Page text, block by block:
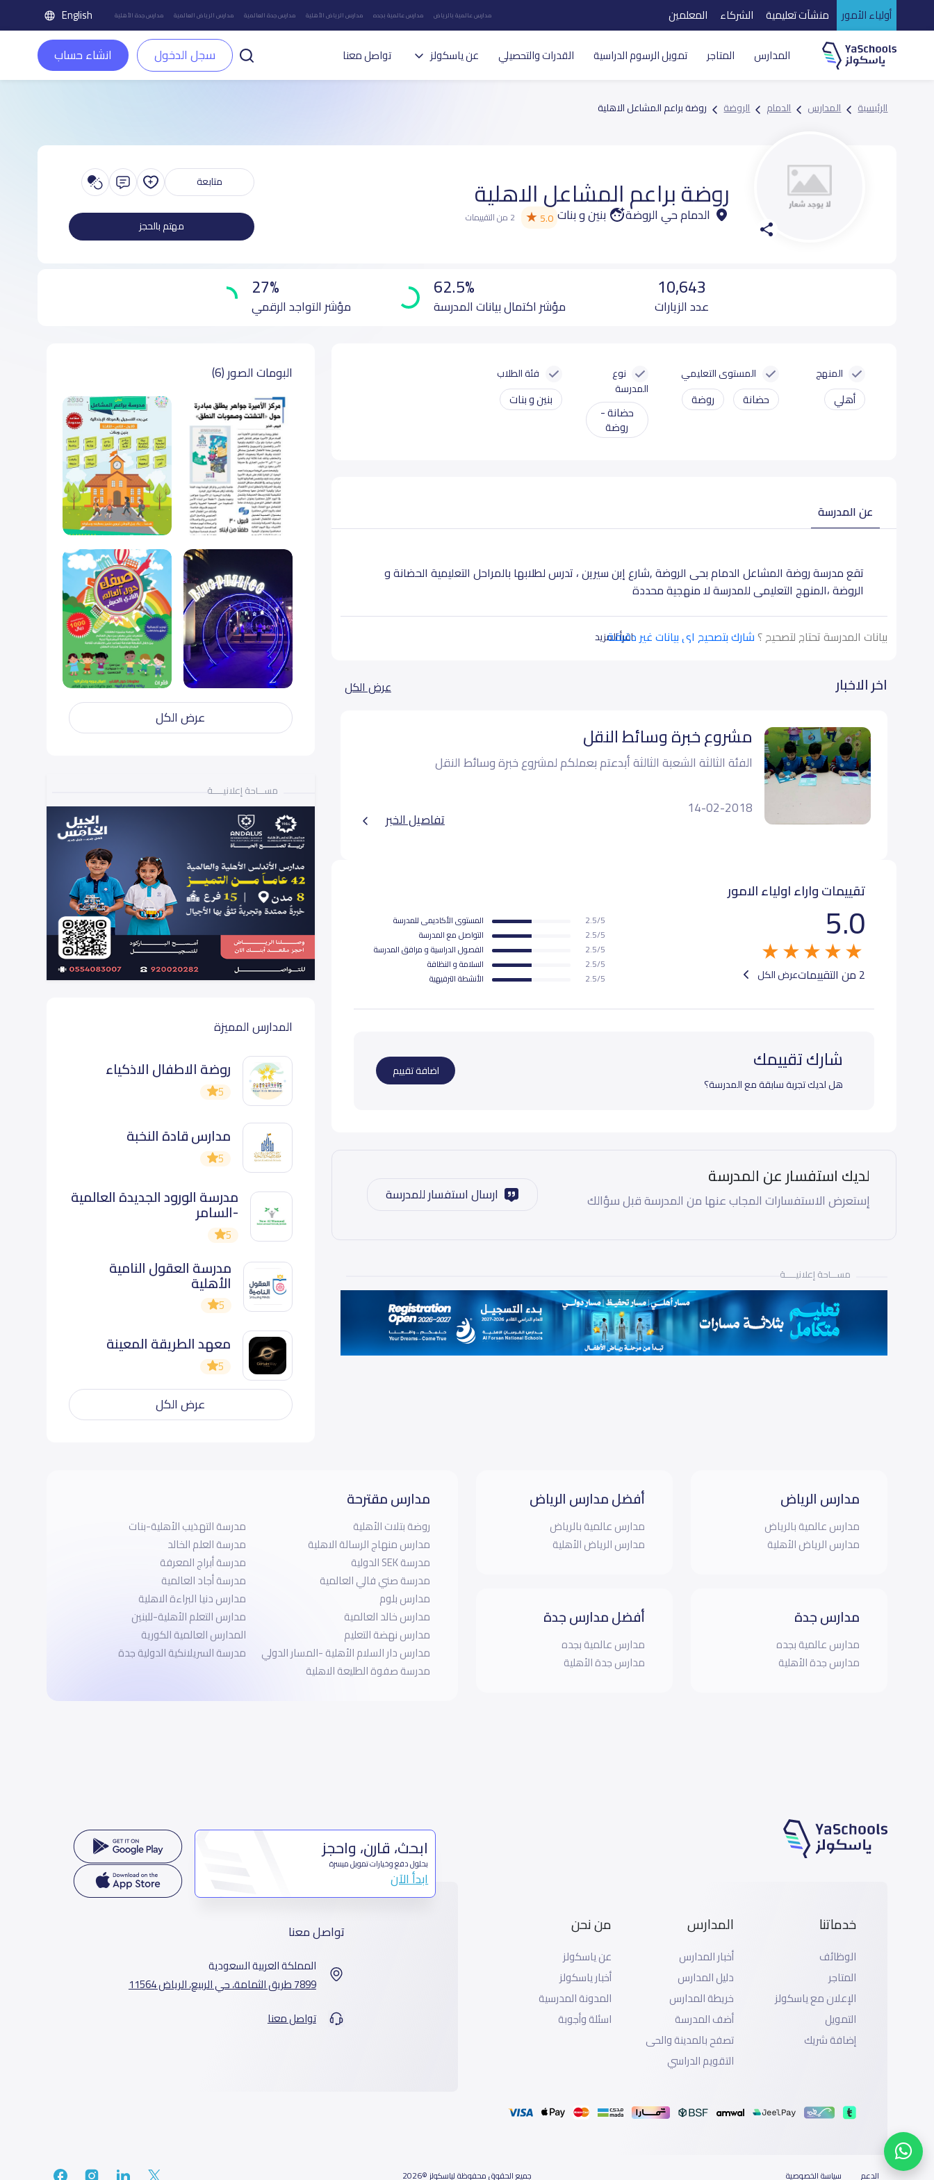
أولياء الأمور منشآت تعليمية الشركاء المعلمين مدارس عالمية بالرياض مدارس عالمية بجده مدارس الرياض الأهلية مدارس جدة العالمية مدارس الرياض العالمية مدارس جدة الأهلية English
المدارس المتاجر تمويل الرسوم الدراسية القدرات والتحصيلي عن ياسكولز تواصل معنا سجل الدخول انشاء حساب
الرئيسية المدارس الدمام الروضة روضة براعم المشاعل الاهلية
روضة براعم المشاعل الاهلية
الدمام حي الروضة بنين و بنات 5.0
★ 2 من التقييمات
متابعة
مهتم بالحجز
10,643
عدد الزيارات
62.5%
مؤشر اكتمال بيانات المدرسة
27%
مؤشر التواجد الرقمي
المنهج
أهلي
المستوى التعليمي
حضانة روضة
نوع
المدرسة
حضانة -
روضة
فئة الطلاب
بنين و بنات
عن المدرسة
اقرأ المزيد
تقع مدرسة روضة المشاعل الدمام بحى الروضة ,شارع إبن سيرين، تدرس لطلابها بالمراحل التعليمية الحضانة و
الروضة ،المنهج التعليمى للمدرسة لا منهجية محددة
بيانات المدرسة تحتاج لتصحيح ؟شارك بتصحيح اي بيانات غير دقيقة
اخر الاخبار عرض الكل
مشروع خبرة وسائط النقل
الفئة الثالثة الشعبة الثالثة أبدعتم بعملكم لمشروع خبرة وسائط النقل
14-02-2018
تفاصيل الخبر
تقييمات واراء اولياء الامور
5.0
2 من التقييمات عرض الكل
2.5/5
المستوى اﻷكاديمى للمدرسة
2.5/5
التواصل مع المدرسة
2.5/5
الفصول الدراسية و مرافق المدرسة
2.5/5
السلامة و النظافة
2.5/5
اﻷنشطة الترفيهية
شارك تقييمك
هل لديك تجربة سابقة مع المدرسة؟
اضافة تقييم
لديك استفسار عن المدرسة
إستعرض الاستفسارات المجاب عنها من المدرسة قبل سؤالك ارسال استفسار للمدرسة
مســـاحة إعلانيـــــة
البومات الصور (6)
عرض الكل
مســـاحة إعلانيـــــة
المدارس المميزة
روضة الاطفال الاذكياء
5
مدارس قادة النخبة
5
مدرسة الورود الجديدة العالمية
-السامر
5
مدرسة العقول النامية
الأهلية
5
معهد الطريقة المعينة
5
عرض الكل
مدارس الرياض
مدارس عالمية بالرياض
مدارس الرياض الأهلية
مدارس جدة
مدارس عالمية بجده
مدارس جدة الأهلية
أفضل مدارس الرياض
مدارس عالمية بالرياض
مدارس الرياض الأهلية
أفضل مدارس جدة
مدارس عالمية بجده
مدارس جدة الأهلية
مدارس مقترحة
روضة بتلات الأهلية
مدارس منهاج الرسالة الاهلية
مدرسة SEK الدولية
مدرسة صني فالي العالمية
مدارس بلوم
مدارس خالد العالمية
مدارس نهضة التعليم
مدارس دار السلام الأهلية -المسار الدولي
مدرسة صفوة الطليعة الاهلية
مدرسة التهذيب الأهلية-بنات
مدرسة العلم الخالد
مدرسة أبراج المعرفة
مدرسة أجاد العالمية
مدارس دنيا البراءة الاهلية
مدارس التعلم الأهلية-للبنين
المدارس العالمية الكورية
مدرسة السريلانكية الدولية جدة
خدماتنا
الوظائف
المتاجر
الإعلان مع ياسكولز
التمويل
إضافة شريك
المدارس
أخبار المدارس
دليل المدارس
خريطة المدارس
أضف المدرسة
تصفح بالمدينة والحى
التقويم الدراسي
من نحن
عن ياسكولز
أخبار ياسكولز
المدونة المدرسية
اسئلة وأجوبة
ابحث، قارن، واحجز
بحلول دفع وخيارات تمويل ميسرة
ابدأ الآن
تواصل معنا
المملكة العربية السعودية
7899 طريق الثمامة، حي الربيع، الرياض 11564
تواصل معنا
الدعم سياسة الخصوصية جميع الحقوق محفوظة لياسكولز ©2026